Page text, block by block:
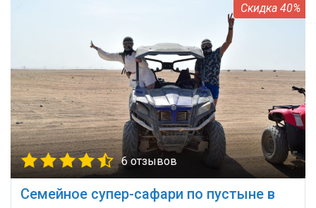
40%
6 отзывов
Семейное супер-сафари по пустыне в